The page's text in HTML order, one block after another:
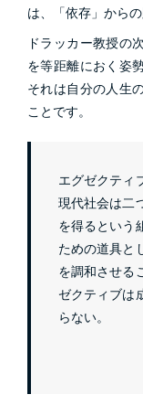
は、「依存」から
ドラッカー教授の
を等距離におく姿
それは自分の人生
ことです。
エグゼクティ
現代社会は二
を得るという
ための道具と
を調和させる
ゼクティブは
らない。